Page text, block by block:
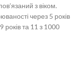
з віком.
через 5 років
років та 11 з 1000